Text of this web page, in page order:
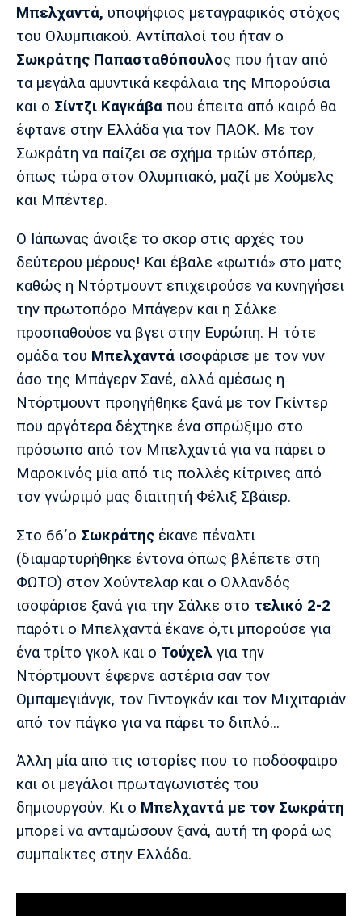
Παρασκήνιο
Μπαρτσελόνα
Ρεάλ
Μαδρίτης
Ατλέτικο
Μαδρίτης
Μάντσεστερ
Γιουνάιτεντ
Τσέλσι Άρσεναλ
Λίβερπουλ
Ίντερ Μίλαν Μπάγερν
Μπορούσια
Ντόρτμουντ
Παρί Σεν
Ζερμέν
Μαρσέιγ
Μονακό
Ερυθρός
Αστέρας
Τότεναμ
Πόρτο Μπενφίκα
Μπελχαντά, υποψήφιος μεταγραφικός στόχος
του Ολυμπιακού. Αντίπαλοί του ήταν ο
Σωκράτης Παπασταθόπουλος που ήταν από
τα μεγάλα αμυντικά κεφάλαια της Μπορούσια
και ο Σίντζι Καγκάβα που έπειτα από καιρό θα
έφτανε στην Ελλάδα για τον ΠΑΟΚ. Με τον
Σωκράτη να παίζει σε σχήμα τριών στόπερ,
όπως τώρα στον Ολυμπιακό, μαζί με Χούμελς
και Μπέντερ.
Ο Ιάπωνας άνοιξε το σκορ στις αρχές του
δεύτερου μέρους! Και έβαλε «φωτιά» στο ματς
καθώς η Ντόρτμουντ επιχειρούσε να κυνηγήσει
την πρωτοπόρο Μπάγερν και η Σάλκε
προσπαθούσε να βγει στην Ευρώπη. Η τότε
ομάδα του Μπελχαντά ισοφάρισε με τον νυν
άσο της Μπάγερν Σανέ, αλλά αμέσως η
Ντόρτμουντ προηγήθηκε ξανά με τον Γκίντερ
που αργότερα δέχτηκε ένα σπρώξιμο στο
πρόσωπο από τον Μπελχαντά για να πάρει ο
Μαροκινός μία από τις πολλές κίτρινες από
τον γνώριμό μας διαιτητή Φέλιξ Σβάιερ.
Στο 66΄ο Σωκράτης έκανε πέναλτι
(διαμαρτυρήθηκε έντονα όπως βλέπετε στη
ΦΩΤΟ) στον Χούντελαρ και ο Ολλανδός
ισοφάρισε ξανά για την Σάλκε στο τελικό 2-2
παρότι ο Μπελχαντά έκανε ό,τι μπορούσε για
ένα τρίτο γκολ και ο Τούχελ για την
Ντόρτμουντ έφερνε αστέρια σαν τον
Ομπαμεγιάνγκ, τον Γιντογκάν και τον Μιχιταριάν
από τον πάγκο για να πάρει το διπλό...
Άλλη μία από τις ιστορίες που το ποδόσφαιρο
και οι μεγάλοι πρωταγωνιστές του
δημιουργούν. Κι ο Μπελχαντά με τον Σωκράτη
μπορεί να ανταμώσουν ξανά, αυτή τη φορά ως
συμπαίκτες στην Ελλάδα.